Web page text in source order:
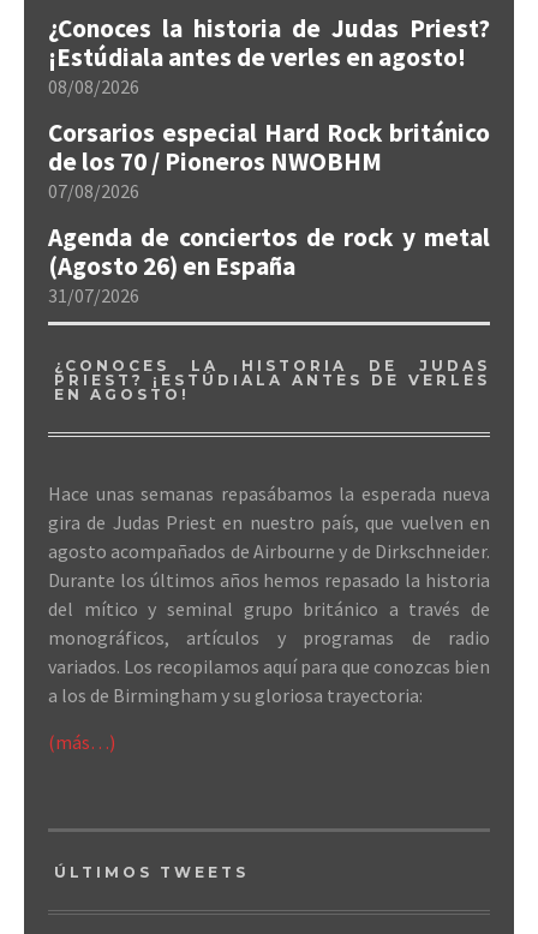
¿Conoces la historia de Judas Priest?
¡Estúdiala antes de verles en agosto!
08/08/2026
Corsarios especial Hard Rock británico
de los 70 / Pioneros NWOBHM
07/08/2026
Agenda de conciertos de rock y metal
(Agosto 26) en España
31/07/2026
¿CONOCES LA HISTORIA DE JUDAS
PRIEST? ¡ESTÚDIALA ANTES DE VERLES
EN AGOSTO!
Hace unas semanas repasábamos la esperada nueva
gira de Judas Priest en nuestro país, que vuelven en
agosto acompañados de Airbourne y de Dirkschneider.
Durante los últimos años hemos repasado la historia
del mítico y seminal grupo británico a través de
monográficos, artículos y programas de radio
variados. Los recopilamos aquí para que conozcas bien
a los de Birmingham y su gloriosa trayectoria:
(más…)
ÚLTIMOS TWEETS